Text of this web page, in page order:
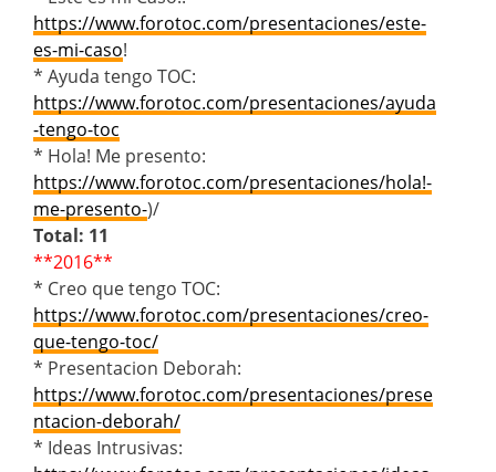
https://www.forotoc.com/presentaciones/este-
es-mi-caso!
* Ayuda tengo TOC:
https://www.forotoc.com/presentaciones/ayuda
-tengo-toc
* Hola! Me presento:
https://www.forotoc.com/presentaciones/hola!-
me-presento-)/
Total: 11
**2016**
* Creo que tengo TOC:
https://www.forotoc.com/presentaciones/creo-
que-tengo-toc/
* Presentacion Deborah:
https://www.forotoc.com/presentaciones/prese
ntacion-deborah/
* Ideas Intrusivas: